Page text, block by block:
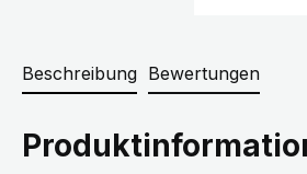
Beschreibung Bewertungen